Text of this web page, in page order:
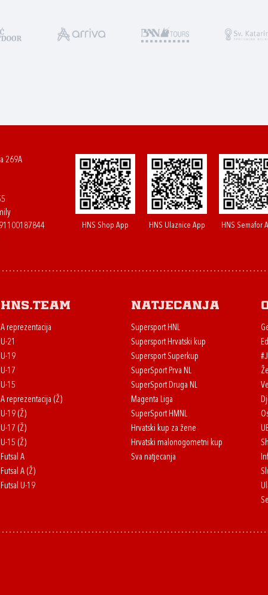
269A
HNS Shop App HNS Ulaznice App HNS Semafor
HNS.team
A reprezentacija
U-21
U-19
U-17
U-15
A reprezentacija (Ž)
U-19 (Ž)
U-17 (Ž)
U-15 (Ž)
Futsal A
Futsal A (Ž)
Futsal U-19
Natjecanja
Supersport HNL
Supersport Hrvatski kup
Supersport Superkup
SuperSport Prva NL
SuperSport Druga NL
Magenta Liga
SuperSport HMNL
Hrvatski kup za žene
Hrvatski malonogometni kup
Sva natjecanja